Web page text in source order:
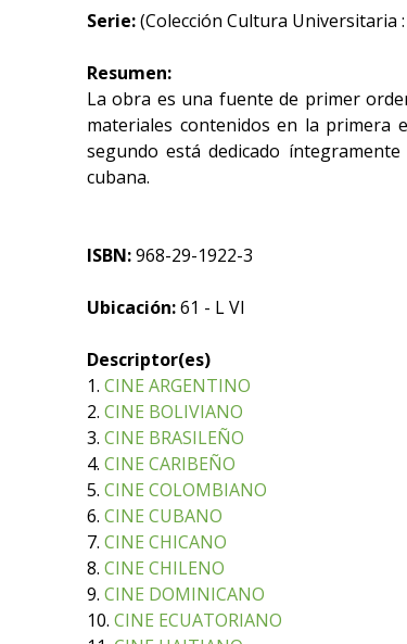
Serie:(Colección Cultura Universitaria
Resumen:
La obra es una fuente de primer
materiales contenidos en la primera
segundo está dedicado
cubana.
ISBN:968-29-1922-3
Ubicación:61 - L VI
Descriptor(es)
1. CINE ARGENTINO
2. CINE BOLIVIANO
3. CINE BRASILEÑO
4. CINE CARIBEÑO
5. CINE COLOMBIANO
6. CINE CUBANO
7. CINE CHICANO
8. CINE CHILENO
9. CINE DOMINICANO
10. CINE ECUATORIANO